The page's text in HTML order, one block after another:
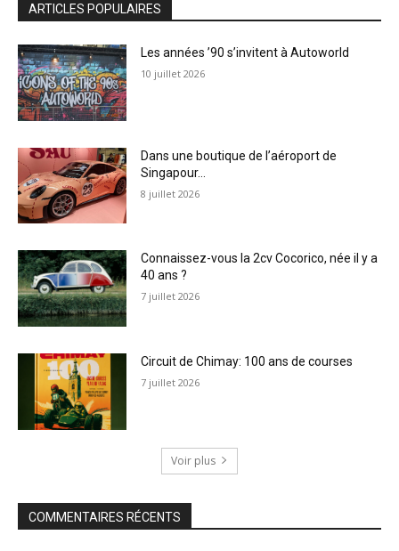
ARTICLES POPULAIRES
Les années ’90 s’invitent à Autoworld
10 juillet 2026
Dans une boutique de l’aéroport de
Singapour…
8 juillet 2026
Connaissez-vous la 2cv Cocorico, née il y a
40 ans ?
7 juillet 2026
Circuit de Chimay: 100 ans de courses
7 juillet 2026
Voir plus
COMMENTAIRES RÉCENTS